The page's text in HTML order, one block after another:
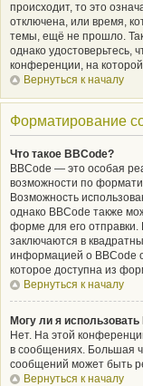
происходит, то это
отключена, или время,
темы, ещё не прошло.
однако
конференции, на
Вернуться к началу
Форматирование
Что такое BBCode?
BBCode — это особая
возможности по
Возможность
однако BBCode также
форме для его отправки.
заключаются в
информацией о BBCode
которое доступна из
Вернуться к началу
Могу ли я использовать
Нет. На этой
в сообщениях. Большая
сообщений может быть
Вернуться к началу